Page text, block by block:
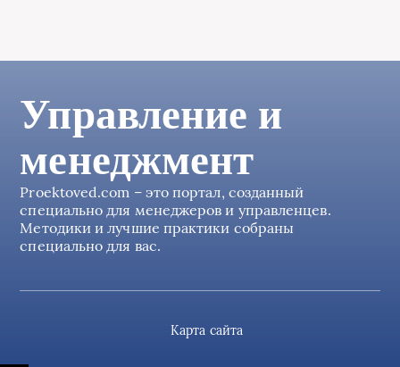
Управление и
менеджмент
Proektoved.com – это портал, созданный
специально для менеджеров и управленцев.
Методики и лучшие практики собраны
специально для вас.
Карта сайта